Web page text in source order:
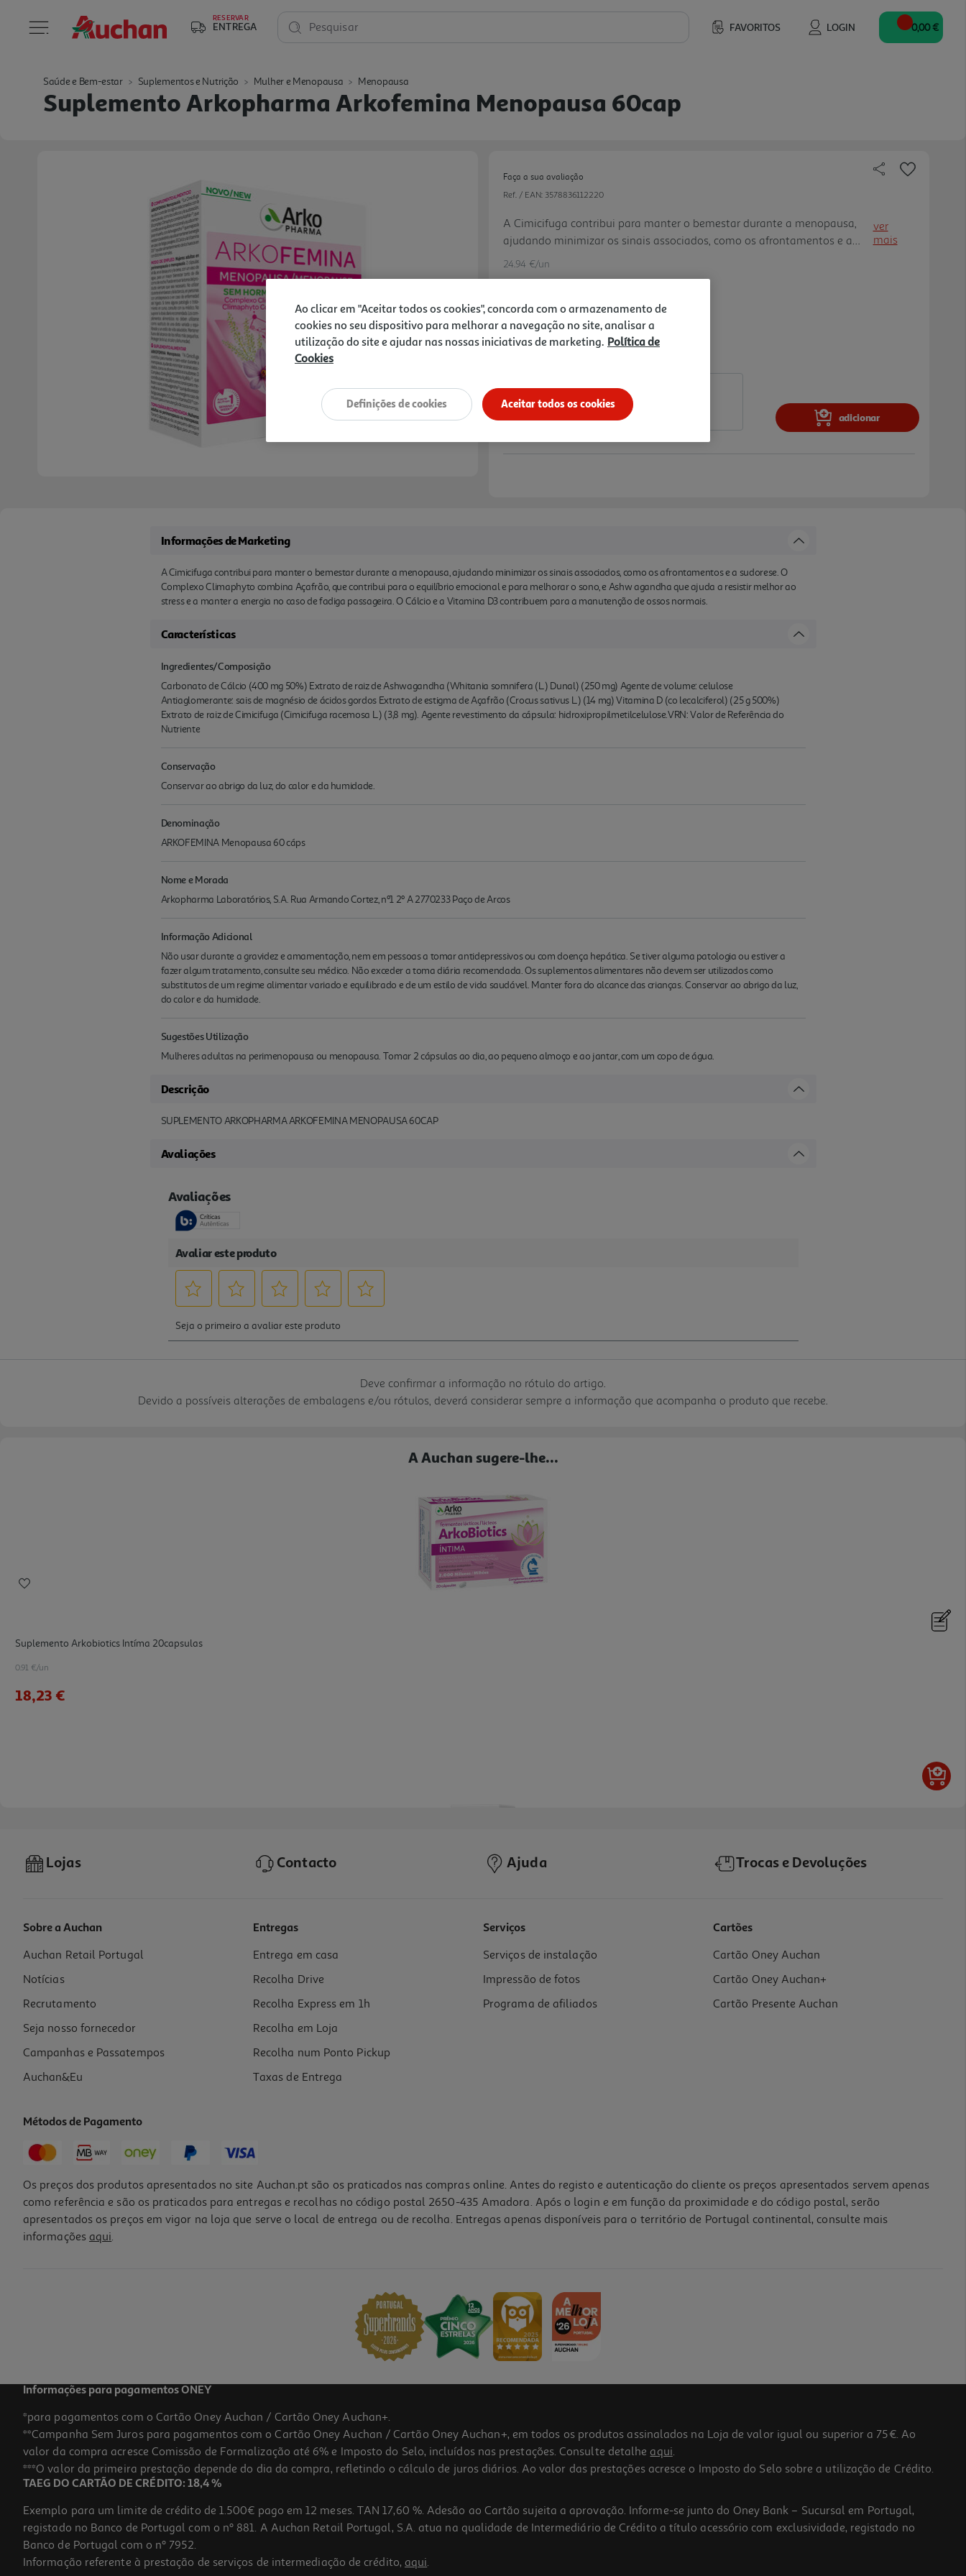
RESERVAR
ENTREGA FAVORITOS LOGIN
Pesquisar 0,00 €
Saúde e Bem-estar Suplementos e Nutrição Mulher e Menopausa Menopausa
Suplemento Arkopharma Arkofemina Menopausa 60cap
Faça a sua avaliação
Ref. / EAN: 3578836112220
A Cimicifuga contribui para manter o bemestar durante a menopausa,
ajudando minimizar os sinais associados, como os afrontamentos e a
sudorese. O Complexo Climaphyto combina Açafrão, que contribui para o
passageira. O Cálcio e a Vitamina D3 contribuem para a manutenção de
ossos normais.
ver
mais
24.94 €/un
24,94 €
adicionar
Informações de Marketing
A Cimicifuga contribui para manter o bemestar durante a menopausa, ajudando minimizar os sinais associados, como os afrontamentos e a sudorese. O
Complexo Climaphyto combina Açafrão, que contribui para o equilíbrio emocional e para melhorar o sono, e Ashw agandha que ajuda a resistir melhor ao
stress e a manter a energia no caso de fadiga passageira. O Cálcio e a Vitamina D3 contribuem para a manutenção de ossos normais.
Características
Ingredientes/Composição
Carbonato de Cálcio (400 mg 50%) Extrato de raiz de Ashwagandha (Whitania somnifera (L.) Dunal) (250 mg) Agente de volume: celulose
Antiaglomerante: sais de magnésio de ácidos gordos Extrato de estigma de Açafrão (Crocus sativus L.) (14 mg) Vitamina D (co lecalciferol) (25 g 500%)
Extrato de raiz de Cimicifuga (Cimicifuga racemosa L.) (3,8 mg). Agente revestimento da cápsula: hidroxipropilmetilcelulose.VRN: Valor de Referência do
Nutriente
Conservação
Conservar ao abrigo da luz, do calor e da humidade.
Denominação
ARKOFEMINA Menopausa 60 cáps
Nome e Morada
Arkopharma Laboratórios, S.A. Rua Armando Cortez, nº1 2º A 2770233 Paço de Arcos
Informação Adicional
Não usar durante a gravidez e amamentação, nem em pessoas a tomar antidepressivos ou com doença hepática. Se tiver alguma patologia ou estiver a
fazer algum tratamento, consulte seu médico. Não exceder a toma diária recomendada. Os suplementos alimentares não devem ser utilizados como
substitutos de um regime alimentar variado e equilibrado e de um estilo de vida saudável. Manter fora do alcance das crianças. Conservar ao abrigo da luz,
do calor e da humidade.
Sugestões Utilização
Mulheres adultas na perimenopausa ou menopausa. Tomar 2 cápsulas ao dia, ao pequeno almoço e ao jantar, com um copo de água.
Descrição
SUPLEMENTO ARKOPHARMA ARKOFEMINA MENOPAUSA 60CAP
Avaliações
Deve confirmar a informação no rótulo do artigo.
Devido a possíveis alterações de embalagens e/ou rótulos, deverá considerar sempre a informação que acompanha o produto que recebe.
A Auchan sugere-lhe...
Suplemento Arkobiotics Intíma 20capsulas
0.91 €/un
18,23 €
Suplemento Estrofito Forte 2x30un 50%desconto 2ªun
61.17 €/un
61,17 €
Lojas Contacto Ajuda Trocas e Devoluções
Sobre a Auchan
Auchan Retail Portugal
Notícias
Recrutamento
Seja nosso fornecedor
Campanhas e Passatempos
Auchan&Eu
Entregas
Entrega em casa
Recolha Drive
Recolha Express em 1h
Recolha em Loja
Recolha num Ponto Pickup
Taxas de Entrega
Serviços
Serviços de instalação
Impressão de fotos
Programa de afiliados
Cartões
Cartão Oney Auchan
Cartão Oney Auchan+
Cartão Presente Auchan
Métodos de Pagamento
Os preços dos produtos apresentados no site Auchan.pt são os praticados nas compras online. Antes do registo e autenticação do cliente os preços apresentados servem apenas
como referência e são os praticados para entregas e recolhas no código postal 2650-435 Amadora. Após o login e em função da proximidade e do código postal, serão
apresentados os preços em vigor na loja que serve o local de entrega ou de recolha. Entregas apenas disponíveis para o território de Portugal continental, consulte mais
informações aqui.
Informações para pagamentos ONEY
*para pagamentos com o Cartão Oney Auchan / Cartão Oney Auchan+.
**Campanha Sem Juros para pagamentos com o Cartão Oney Auchan / Cartão Oney Auchan+, em todos os produtos assinalados na Loja de valor igual ou superior a 75€. Ao
valor da compra acresce Comissão de Formalização até 6% e Imposto do Selo, incluídos nas prestações. Consulte detalhe aqui.
***O valor da primeira prestação depende do dia da compra, refletindo o cálculo de juros diários. Ao valor das prestações acresce o Imposto do Selo sobre a utilização de Crédito.
TAEG DO CARTÃO DE CRÉDITO: 18,4 %
Exemplo para um limite de crédito de 1.500€ pago em 12 meses. TAN 17,60 %. Adesão ao Cartão sujeita a aprovação. Informe-se junto do Oney Bank – Sucursal em Portugal,
registado no Banco de Portugal com o nº 881. A Auchan Retail Portugal, S.A. atua na qualidade de Intermediário de Crédito a título acessório com exclusividade, registado no
Banco de Portugal com o nº 7952.
Informação referente à prestação de serviços de intermediação de crédito, aqui.
Ao clicar em "Aceitar todos os cookies", concorda com o armazenamento de
cookies no seu dispositivo para melhorar a navegação no site, analisar a
utilização do site e ajudar nas nossas iniciativas de marketing. Política de
Cookies
Aceitar todos os cookies
Definições de cookies